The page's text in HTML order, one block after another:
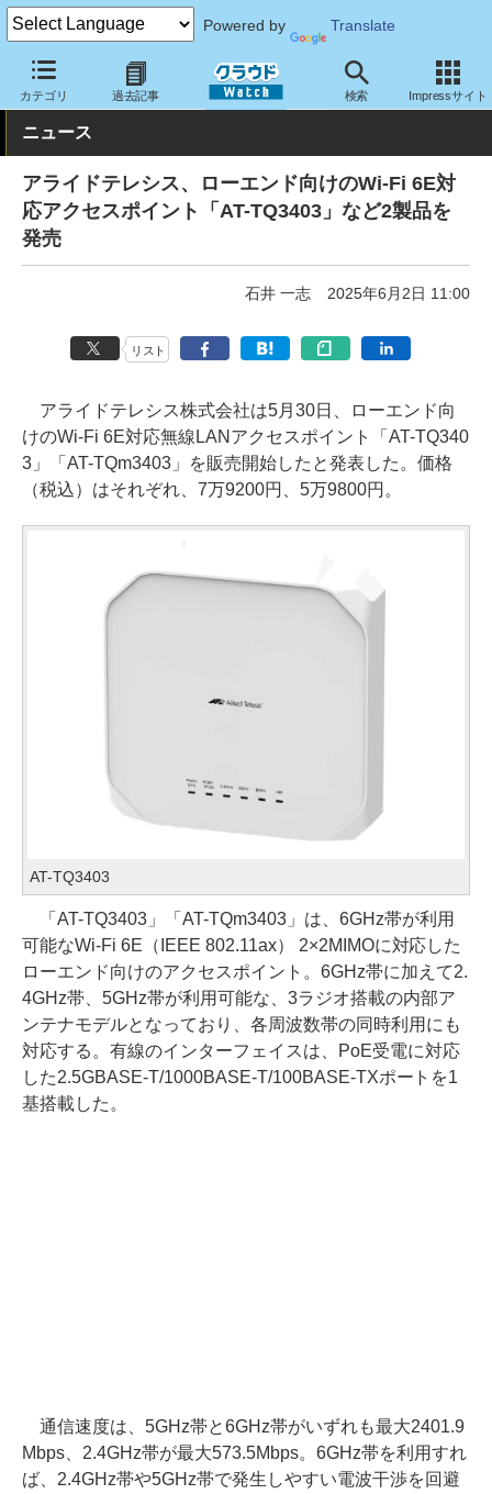
Powered by Translate
カテゴリ 過去記事 検索 Impressサイト
クラウド Watch ネットワーク 無線LAN
ニュース
アライドテレシス、ローエンド向けのWi-Fi 6E対
応アクセスポイント「AT-TQ3403」など2製品を
発売
石井 一志 2025年6月2日 11:00
リスト
アライドテレシス株式会社は5月30日、ローエンド向
けのWi-Fi 6E対応無線LANアクセスポイント「AT-TQ340
3」「AT-TQm3403」を販売開始したと発表した。価格
（税込）はそれぞれ、7万9200円、5万9800円。
AT-TQ3403
「AT-TQ3403」「AT-TQm3403」は、6GHz帯が利用
可能なWi-Fi 6E（IEEE 802.11ax） 2×2MIMOに対応した
ローエンド向けのアクセスポイント。6GHz帯に加えて2.
4GHz帯、5GHz帯が利用可能な、3ラジオ搭載の内部ア
ンテナモデルとなっており、各周波数帯の同時利用にも
対応する。有線のインターフェイスは、PoE受電に対応
した2.5GBASE-T/1000BASE-T/100BASE-TXポートを1
基搭載した。
通信速度は、5GHz帯と6GHz帯がいずれも最大2401.9
Mbps、2.4GHz帯が最大573.5Mbps。6GHz帯を利用すれ
ば、2.4GHz帯や5GHz帯で発生しやすい電波干渉を回避